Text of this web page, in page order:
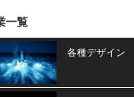
一覧
各種デザイン